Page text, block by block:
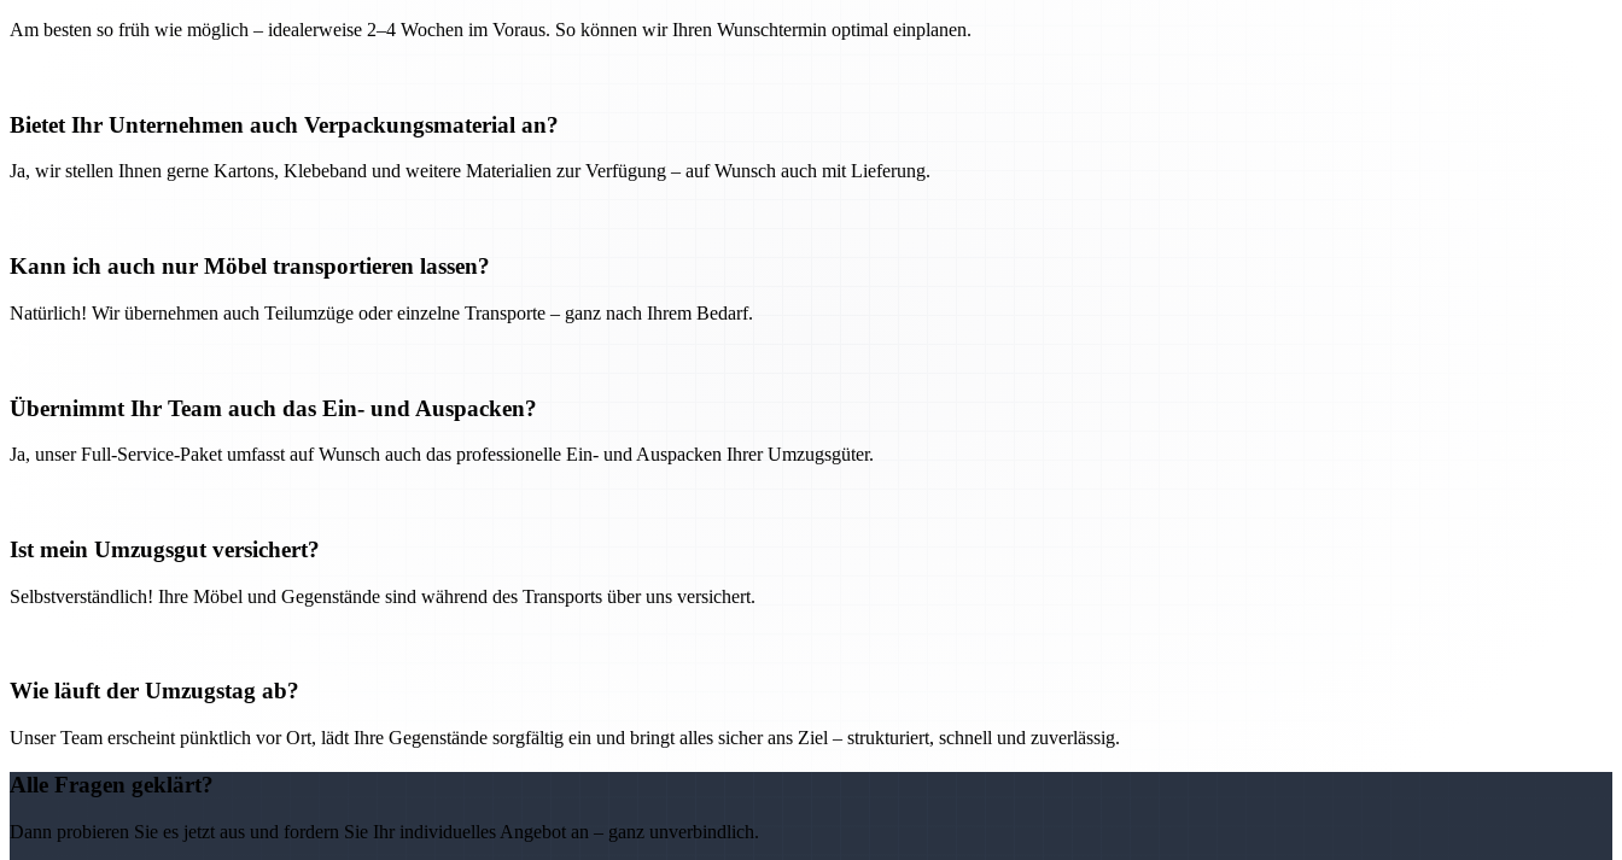
Am besten so früh wie möglich – idealerweise 2–4 Wochen im Voraus. So können wir Ihren Wunschtermin optimal einplanen.
Bietet Ihr Unternehmen auch Verpackungsmaterial an?
Ja, wir stellen Ihnen gerne Kartons, Klebeband und weitere Materialien zur Verfügung – auf Wunsch auch mit Lieferung.
Kann ich auch nur Möbel transportieren lassen?
Natürlich! Wir übernehmen auch Teilumzüge oder einzelne Transporte – ganz nach Ihrem Bedarf.
Übernimmt Ihr Team auch das Ein- und Auspacken?
Ja, unser Full-Service-Paket umfasst auf Wunsch auch das professionelle Ein- und Auspacken Ihrer Umzugsgüter.
Ist mein Umzugsgut versichert?
Selbstverständlich! Ihre Möbel und Gegenstände sind während des Transports über uns versichert.
Wie läuft der Umzugstag ab?
Unser Team erscheint pünktlich vor Ort, lädt Ihre Gegenstände sorgfältig ein und bringt alles sicher ans Ziel – strukturiert, schnell und zuverlässig.
Alle Fragen geklärt?
Dann probieren Sie es jetzt aus und fordern Sie Ihr individuelles Angebot an – ganz unverbindlich.